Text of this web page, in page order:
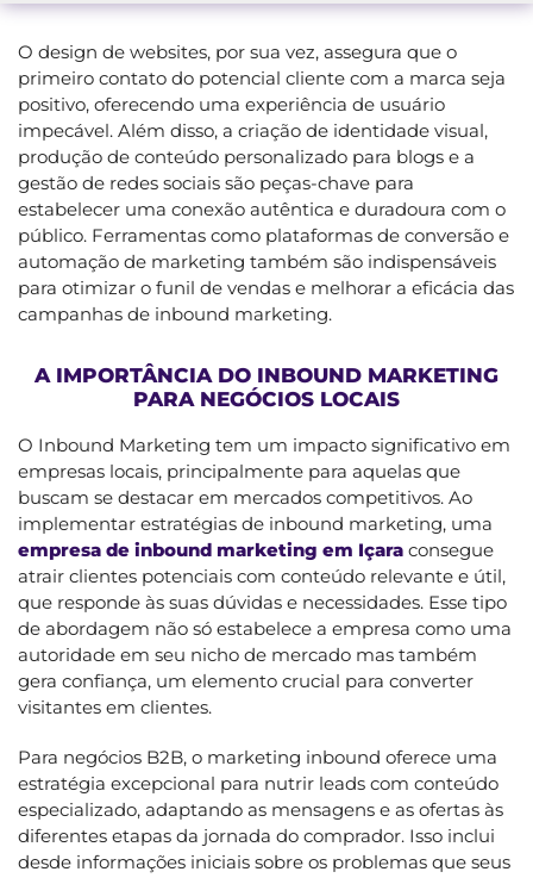
O design de websites, por sua vez, assegura que o
primeiro contato do potencial cliente com a marca seja
positivo, oferecendo uma experiência de usuário
impecável. Além disso, a criação de identidade visual,
produção de conteúdo personalizado para blogs e a
gestão de redes sociais são peças-chave para
estabelecer uma conexão autêntica e duradoura com o
público. Ferramentas como plataformas de conversão e
automação de marketing também são indispensáveis
para otimizar o funil de vendas e melhorar a eficácia das
campanhas de inbound marketing.
A IMPORTÂNCIA DO INBOUND MARKETING
PARA NEGÓCIOS LOCAIS
O Inbound Marketing tem um impacto significativo em
empresas locais, principalmente para aquelas que
buscam se destacar em mercados competitivos. Ao
implementar estratégias de inbound marketing, uma
empresa de inbound marketing em Içara consegue
atrair clientes potenciais com conteúdo relevante e útil,
que responde às suas dúvidas e necessidades. Esse tipo
de abordagem não só estabelece a empresa como uma
autoridade em seu nicho de mercado mas também
gera confiança, um elemento crucial para converter
visitantes em clientes.
Para negócios B2B, o marketing inbound oferece uma
estratégia excepcional para nutrir leads com conteúdo
especializado, adaptando as mensagens e as ofertas às
diferentes etapas da jornada do comprador. Isso inclui
desde informações iniciais sobre os problemas que seus